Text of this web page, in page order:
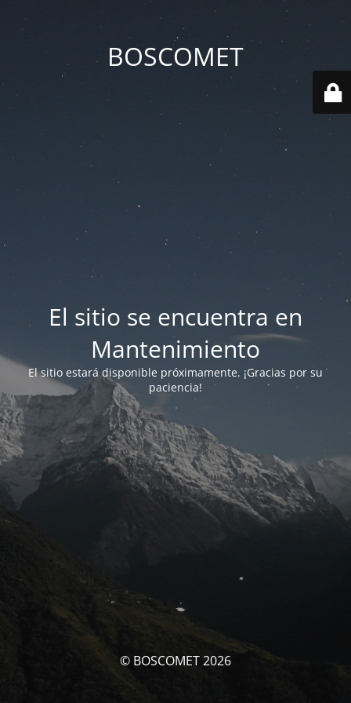
BOSCOMET
El sitio se encuentra en
Mantenimiento
El sitio estará disponible próximamente. ¡Gracias por su
paciencia!
© BOSCOMET 2026